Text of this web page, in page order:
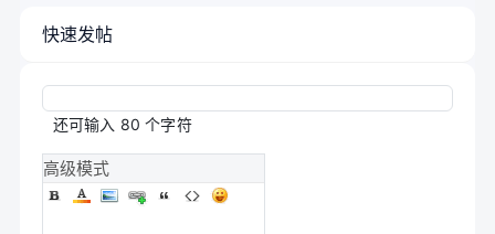
快速发帖
还可输入 80 个字符
高级模式